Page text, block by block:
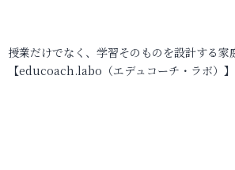
授業だけでなく、学習そのものを設計する家
【educoach.labo（エデュコーチ・ラボ）